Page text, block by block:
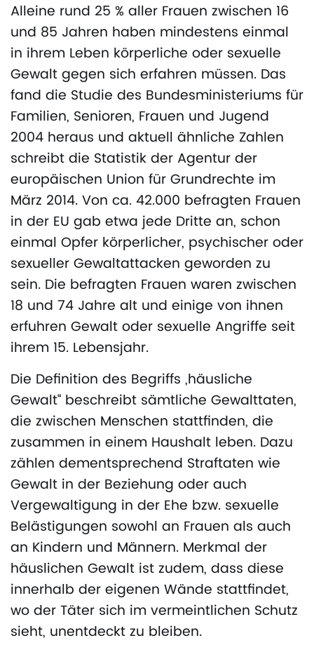
Alleine rund 25 % aller Frauen zwischen 16
und 85 Jahren haben mindestens einmal
in ihrem Leben körperliche oder sexuelle
Gewalt gegen sich erfahren müssen. Das
fand die Studie des Bundesministeriums für
Familien, Senioren, Frauen und Jugend
2004 heraus und aktuell ähnliche Zahlen
schreibt die Statistik der Agentur der
europäischen Union für Grundrechte im
März 2014. Von ca. 42.000 befragten Frauen
in der EU gab etwa jede Dritte an, schon
einmal Opfer körperlicher, psychischer oder
sexueller Gewaltattacken geworden zu
sein. Die befragten Frauen waren zwischen
18 und 74 Jahre alt und einige von ihnen
erfuhren Gewalt oder sexuelle Angriffe seit
ihrem 15. Lebensjahr.
Die Definition des Begriffs „häusliche
Gewalt“ beschreibt sämtliche Gewalttaten,
die zwischen Menschen stattfinden, die
zusammen in einem Haushalt leben. Dazu
zählen dementsprechend Straftaten wie
Gewalt in der Beziehung oder auch
Vergewaltigung in der Ehe bzw. sexuelle
Belästigungen sowohl an Frauen als auch
an Kindern und Männern. Merkmal der
häuslichen Gewalt ist zudem, dass diese
innerhalb der eigenen Wände stattfindet,
wo der Täter sich im vermeintlichen Schutz
sieht, unentdeckt zu bleiben.